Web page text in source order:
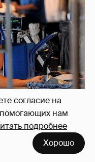
согласие на
нам
подробнее
Хорошо